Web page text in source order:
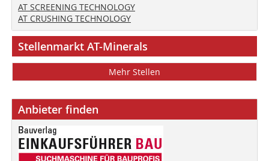
AT SCREENING TECHNOLOGY
AT CRUSHING TECHNOLOGY
Stellenmarkt AT-Minerals
Mehr Stellen
Anbieter finden